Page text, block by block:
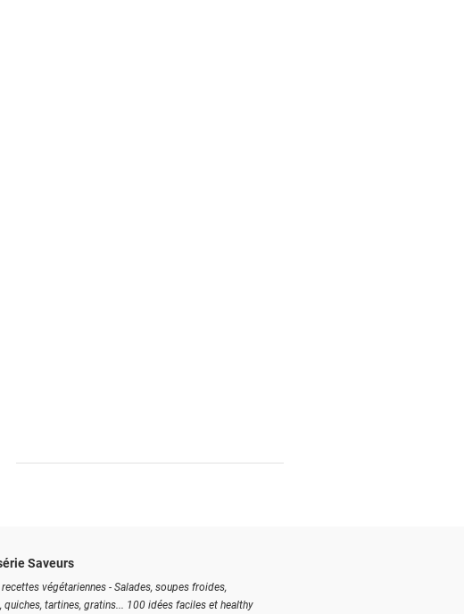
Saveurs
végétariennes - Salades, soupes froides,
quiches, tartines, gratins... 100 idées faciles et healthy